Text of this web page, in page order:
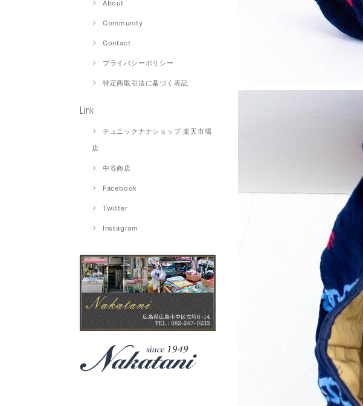
About
Community
Contact
プライバシーポリシー
特定商取引法に基づく表記
Link
チュニックナナショップ 楽天市場
店
中谷商店
Facebook
Twitter
Instagram